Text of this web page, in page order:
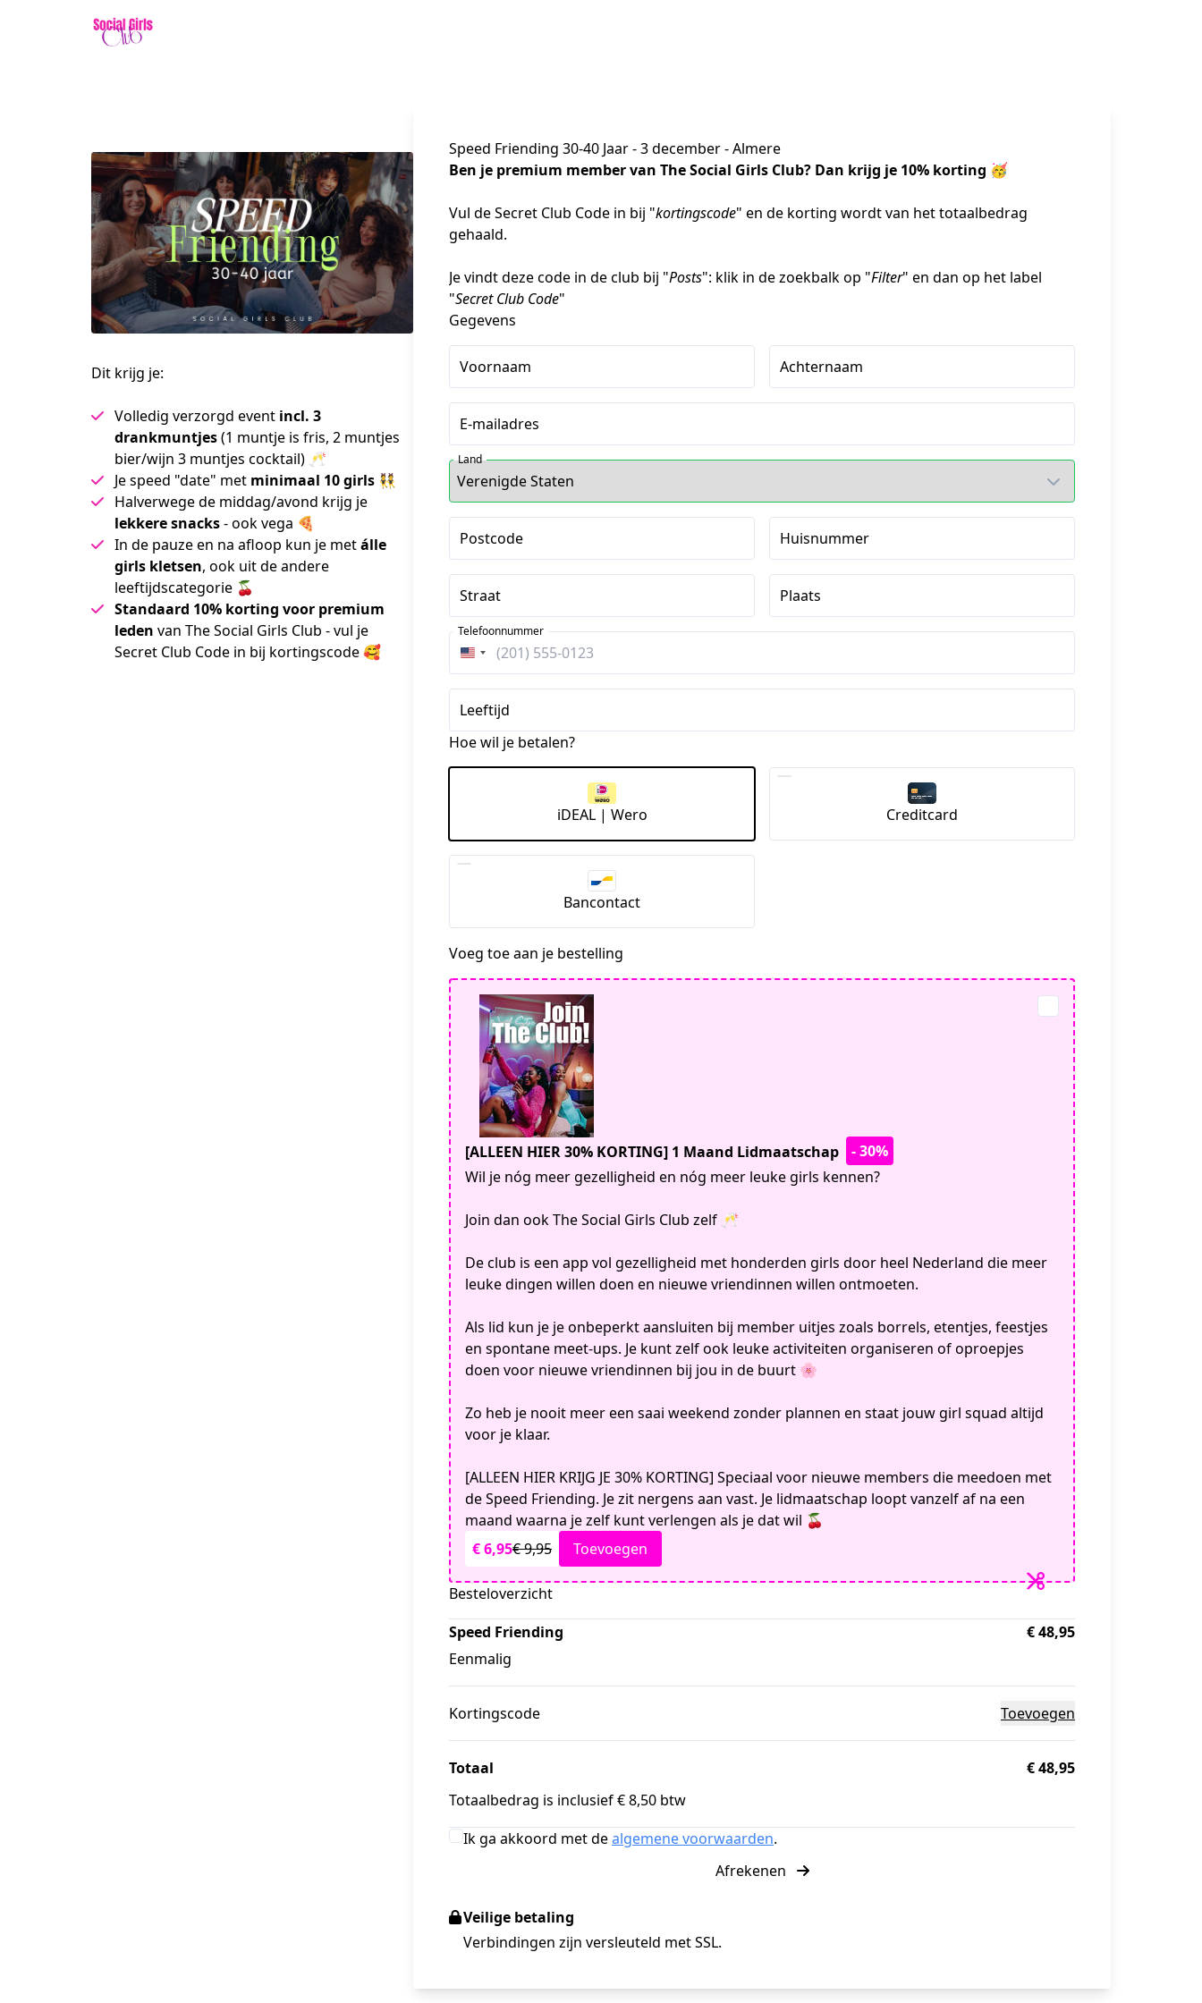
Dit krijg je:
Volledig verzorgd event incl. 3
drankmuntjes(1 muntje is fris, 2 muntjes
bier/wijn 3 muntjes cocktail) 🥂
Je speed "date" met minimaal 10 girls 👯
Halverwege de middag/avond krijg je
lekkere snacks- ook vega 🍕
In de pauze en na afloop kun je metálle
girls kletsen, ook uit de andere
leeftijdscategorie 🍒
Standaard 10% korting voor premium
leden van The Social Girls Club - vul je
Secret Club Code in bij kortingscode 🥰
Speed Friending 30-40 Jaar - 3 december - Almere
Ben je premium member van The Social Girls Club? Dan krijg je 10% korting 🥳
Vul de Secret Club Code in bij "kortingscode" en de korting wordt van het totaalbedrag
gehaald.
Je vindt deze code in de club bij "Posts": klik in de zoekbalk op "Filter" en dan op het label
"Secret Club Code"
Gegevens
Voornaam Achternaam
E-mailadres
Land
Postcode Huisnummer
Straat Plaats
Verenigde
Staten
Telefoonnummer
Leeftijd
Hoe wil je betalen?
iDEAL | Wero Creditcard
Bancontact
Voeg toe aan je bestelling
[ALLEEN HIER 30% KORTING] 1 Maand Lidmaatschap
- 30%
Wil je nóg meer gezelligheid en nóg meer leuke girls kennen?
Join dan ook The Social Girls Club zelf 🥂
De club is een app vol gezelligheid met honderden girls door heel Nederland die meer
leuke dingen willen doen en nieuwe vriendinnen willen ontmoeten.
Als lid kun je je onbeperkt aansluiten bij member uitjes zoals borrels, etentjes, feestjes
en spontane meet-ups. Je kunt zelf ook leuke activiteiten organiseren of oproepjes
doen voor nieuwe vriendinnen bij jou in de buurt 🌸
Zo heb je nooit meer een saai weekend zonder plannen en staat jouw girl squad altijd
voor je klaar.
[ALLEEN HIER KRIJG JE 30% KORTING] Speciaal voor nieuwe members die meedoen met
de Speed Friending. Je zit nergens aan vast. Je lidmaatschap loopt vanzelf af na een
maand waarna je zelf kunt verlengen als je dat wil 🍒
€ 6,95€ 9,95 Toevoegen
Besteloverzicht
Speed Friending
Eenmalig
€ 48,95
Kortingscode Toevoegen
Totaal
€ 48,95
Totaalbedrag is inclusief € 8,50 btw
Ik ga akkoord met dealgemene voorwaarden.
Afrekenen
Veilige betaling
Verbindingen zijn versleuteld met SSL.